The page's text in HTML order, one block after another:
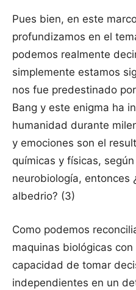
Pues bien, en este
profundizamos en el
podemos realmente
simplemente estamos
nos fue predestinado
Bang y este enigma ha
humanidad durante
y emociones son el
químicas y físicas,
neurobiología, entonces
albedrio? (3)
Como podemos
maquinas biológicas
capacidad de tomar
independientes en un